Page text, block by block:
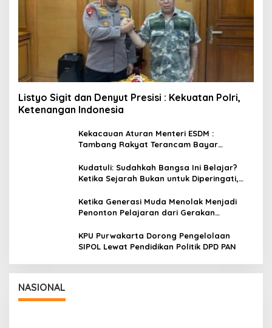
Listyo Sigit dan Denyut Presisi : Kekuatan Polri,
Ketenangan Indonesia
Kekacauan Aturan Menteri ESDM :
Tambang Rakyat Terancam Bayar
Kudatuli: Sudahkah Bangsa Ini Belajar?
Ketika Sejarah Bukan untuk Diperingati,
Ketika Generasi Muda Menolak Menjadi
Penonton Pelajaran dari Gerakan
KPU Purwakarta Dorong Pengelolaan
SIPOL Lewat Pendidikan Politik DPD PAN
NASIONAL
Sampaikan Imbauan Jaga Kondusivitas
Bangsa
In Nasional